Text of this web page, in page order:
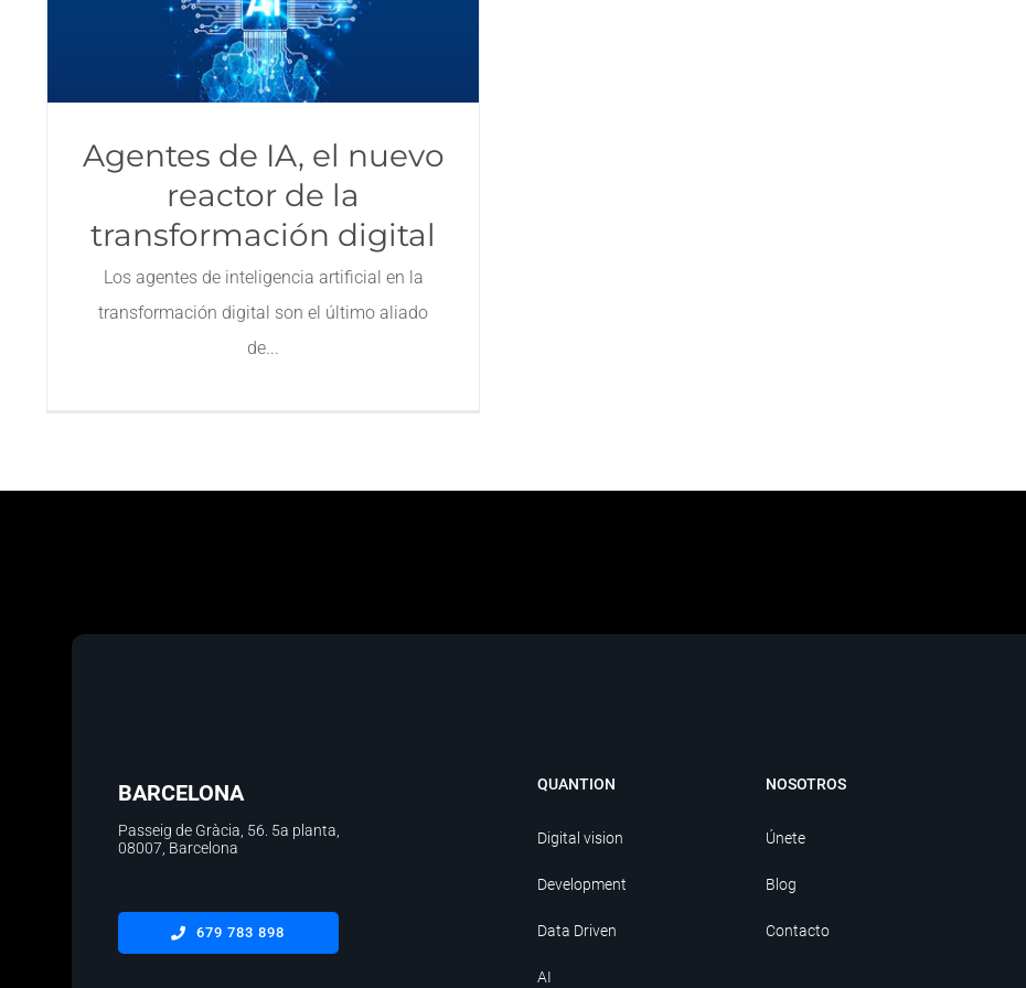
Agentes de IA, el nuevo
reactor de la
transformación digital
Los agentes de inteligencia artificial en la
transformación digital son el último aliado
de
BARCELONA
Passeig de Gràcia, 56. 5a planta
08007, Barcelona
679 783 898
QUANTION
Digital vision
Development
Data Driven
AI
NOSOTROS
Únete
Blog
Contacto